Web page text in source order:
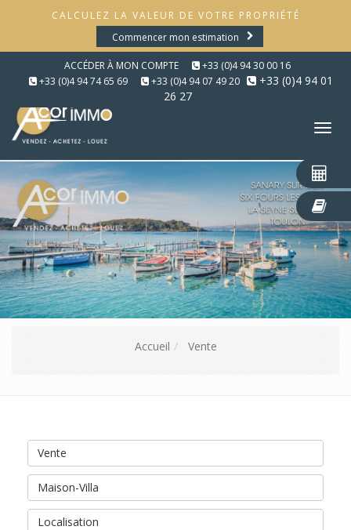
CALCULEZ LA VALEUR DE VOTRE PROPRIÉTÉ
Commencer mon estimation
ACCÉDER À MON COMPTE
+33 (0)4 94 30 00 16
+33 (0)4 94 74 65 69
+33 (0)4 94 07 49 20
+33 (0)4 94 01
26 27
Accueil Vente
Vente
Maison-Villa
Localisation